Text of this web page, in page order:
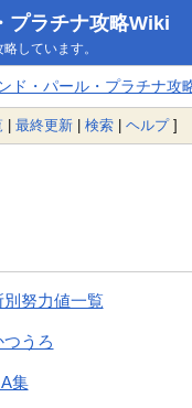
プラチナ攻略Wiki
しています。
ド・パール・プラチナ攻
| 最終更新 | 検索 | ヘルプ]
別努力値一覧
つうろ
集